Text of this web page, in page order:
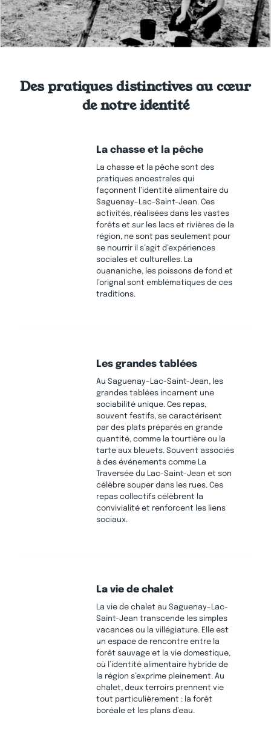
Des pratiques distinctives au cœur
de notre identité
La chasse et la pêche
La chasse et la pêche sont des
pratiques ancestrales qui
façonnent l’identité alimentaire du
Saguenay–Lac-Saint-Jean. Ces
activités, réalisées dans les vastes
forêts et sur les lacs et rivières de la
région, ne sont pas seulement pour
se nourrir il s’agit d’expériences
sociales et culturelles. La
ouananiche, les poissons de fond et
l’orignal sont emblématiques de ces
traditions.
Les grandes tablées
Au Saguenay–Lac-Saint-Jean, les
grandes tablées incarnent une
sociabilité unique. Ces repas,
souvent festifs, se caractérisent
par des plats préparés en grande
quantité, comme la tourtière ou la
tarte aux bleuets. Souvent associés
à des événements comme La
Traversée du Lac-Saint-Jean et son
célèbre souper dans les rues. Ces
repas collectifs célèbrent la
convivialité et renforcent les liens
sociaux.
La vie de chalet
La vie de chalet au Saguenay–Lac-
Saint-Jean transcende les simples
vacances ou la villégiature. Elle est
un espace de rencontre entre la
forêt sauvage et la vie domestique,
où l’identité alimentaire hybride de
la région s’exprime pleinement. Au
chalet, deux terroirs prennent vie
tout particulièrement : la forêt
boréale et les plans d’eau.